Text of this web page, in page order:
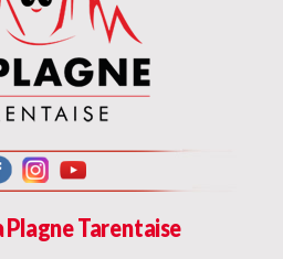
Plagne Tarentaise